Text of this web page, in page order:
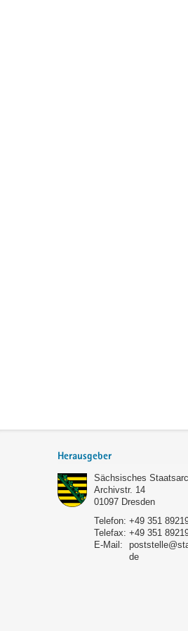
Herausgeber
Sächsisches
Archivstr. 14
01097 Dresden
Telefon: +49 351
Telefax: +49 351
E-Mail:
de